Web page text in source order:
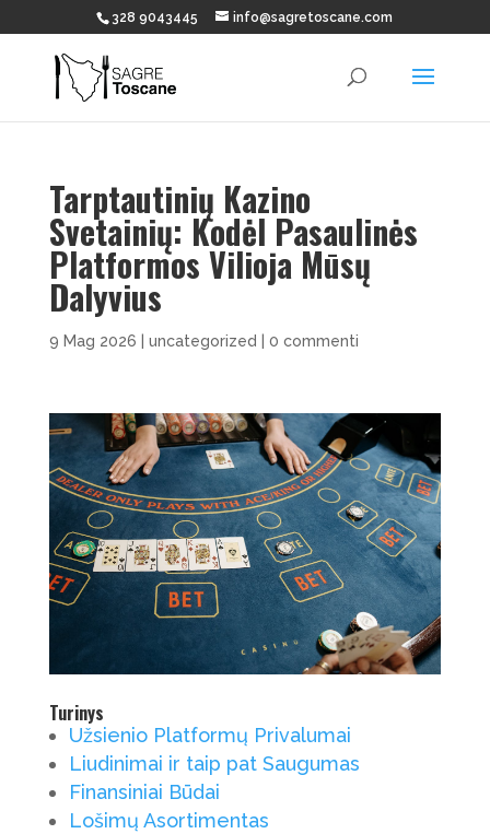
328 9043445 info@sagretoscane.com
Tarptautinių Kazino
Svetainių: Kodėl Pasaulinės
Platformos Vilioja Mūsų
Dalyvius
9 Mag 2026 uncategorized 0 commenti
Turinys
Užsienio Platformų Privalumai
Liudinimai ir taip pat Saugumas
Finansiniai Būdai
Lošimų Asortimentas